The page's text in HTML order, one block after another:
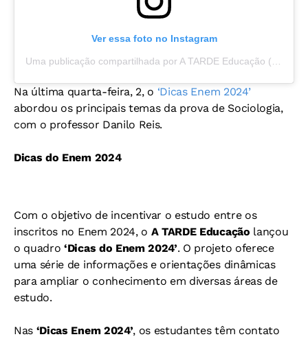
Ver essa foto no Instagram
Na última quarta-feira, 2, o ‘Dicas Enem 2024’
abordou os principais temas da prova de Sociologia,
com o professor Danilo Reis.
Dicas do Enem 2024
Com o objetivo de incentivar o estudo entre os
inscritos no Enem 2024, o A TARDE Educação lançou
o quadro‘Dicas do Enem 2024’. O projeto oferece
uma série de informações e orientações dinâmicas
para ampliar o conhecimento em diversas áreas de
estudo.
Nas ‘Dicas Enem 2024’, os estudantes têm contato